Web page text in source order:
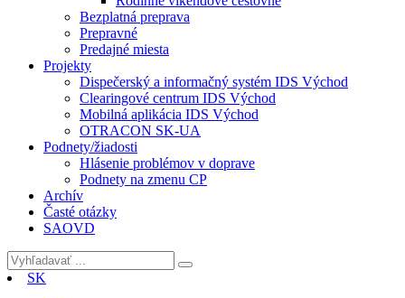
Bezplatná preprava
Prepravné
Predajné miesta
Projekty
Dispečerský a informačný systém IDS Východ
Clearingové centrum IDS Východ
Mobilná aplikácia IDS Východ
OTRACON SK-UA
Podnety/žiadosti
Hlásenie problémov v doprave
Podnety na zmenu CP
Archív
Časté otázky
SAOVD
SK